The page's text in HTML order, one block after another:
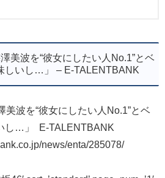
美波を“彼女にしたい人No.1”とベ
しいし…」 – E-TALENTBANK
美波を“彼女にしたい人No.1”とベ
し…」 E-TALENTBANK
news/enta/285078/